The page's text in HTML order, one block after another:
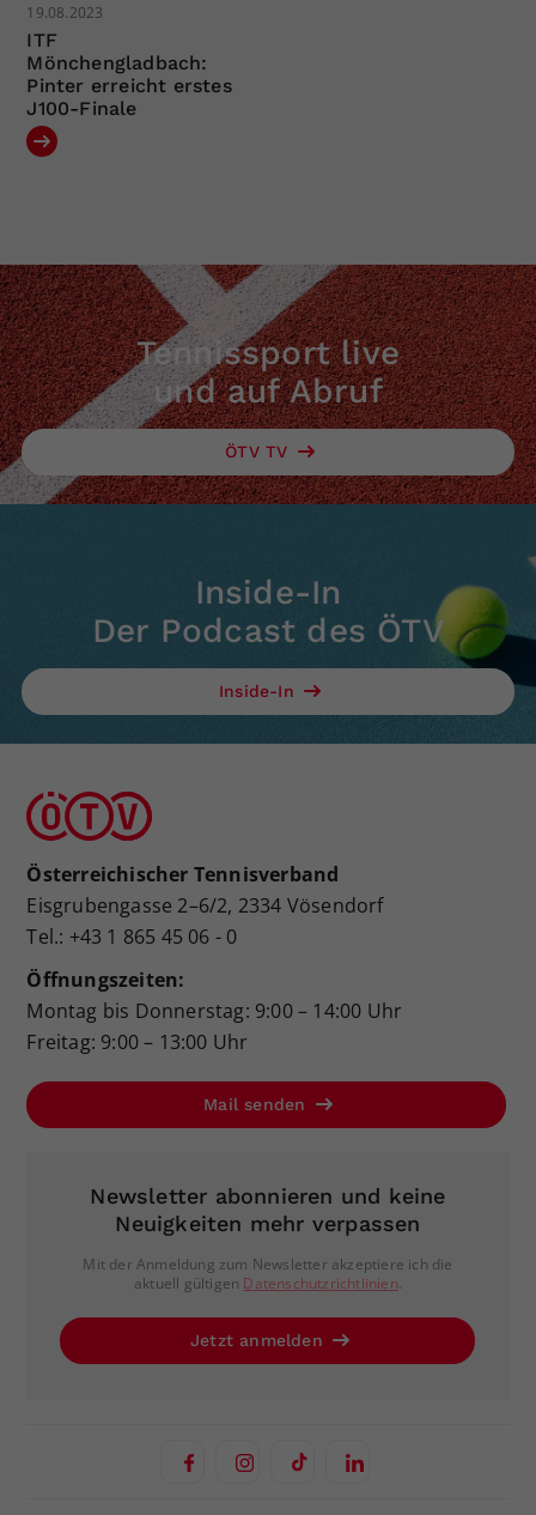
19.08.2023
ITF
Mönchengladbach:
Pinter erreicht erstes
J100-Finale
Tennissport live
und auf Abruf
ÖTV TV
Inside-In
Der Podcast des ÖTV
Inside-In
Österreichischer Tennisverband
Eisgrubengasse 2–6/2, 2334 Vösendorf
Tel.: +43 1 865 45 06 - 0
Öffnungszeiten:
Montag bis Donnerstag: 9:00 – 14:00 Uhr
Freitag: 9:00 – 13:00 Uhr
Mail senden
Newsletter abonnieren und keine
Neuigkeiten mehr verpassen
Mit der Anmeldung zum Newsletter akzeptiere ich die
aktuell gültigen Datenschutzrichtlinien.
Jetzt anmelden